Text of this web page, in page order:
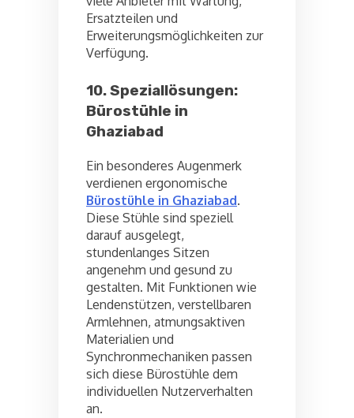
Ersatzteilen und
Erweiterungsmöglichkeiten zur
Verfügung.
10. Speziallösungen:
Bürostühle in
Ghaziabad
Ein besonderes Augenmerk
verdienen ergonomische
Bürostühle in Ghaziabad.
Diese Stühle sind speziell
darauf ausgelegt,
stundenlanges Sitzen
angenehm und gesund zu
gestalten. Mit Funktionen wie
Lendenstützen, verstellbaren
Armlehnen, atmungsaktiven
Materialien und
Synchronmechaniken passen
sich diese Bürostühle dem
individuellen Nutzerverhalten
an.